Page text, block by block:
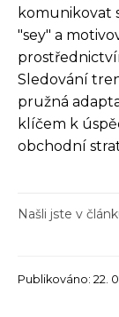
komunikovat
"sey" a
Sledování
pružná
klíčem k
obchodní
Našli jste v
Publikováno: 22.